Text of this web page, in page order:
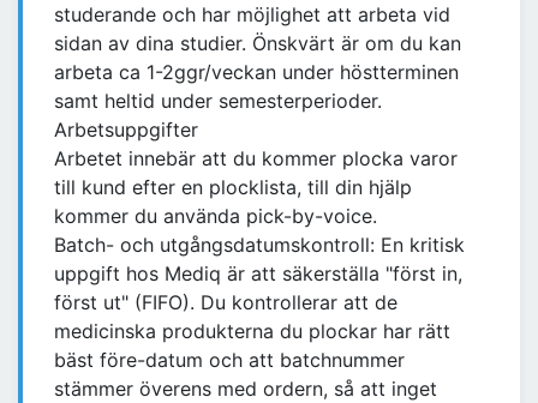
studerande och har möjlighet att arbeta vid
sidan av dina studier. Önskvärt är om du kan
arbeta ca 1-2ggr/veckan under höstterminen
samt heltid under semesterperioder.
Arbetsuppgifter
Arbetet innebär att du kommer plocka varor
till kund efter en plocklista, till din hjälp
kommer du använda pick-by-voice.
Batch- och utgångsdatumskontroll: En kritisk
uppgift hos Mediq är att säkerställa "först in,
först ut" (FIFO). Du kontrollerar att de
medicinska produkterna du plockar har rätt
bäst före-datum och att batchnummer
stämmer överens med ordern, så att inget